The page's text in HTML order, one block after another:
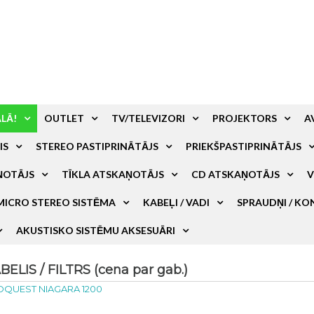
OUTLET TV/TELEVIZORI PROJEKTORS
STEREO PASTIPRINĀTĀJS PRIEKŠPASTIPRINĀTĀJS
TĪKLA ATSKAŅOTĀJS CD ATSKAŅOTĀJS
STEREO SISTĒMA KABEĻI / VADI SPRAUDŅI /
AKUSTISKO SISTĒMU AKSESUĀRI
/ FILTRS (cena par gab.)
NIAGARA 1200